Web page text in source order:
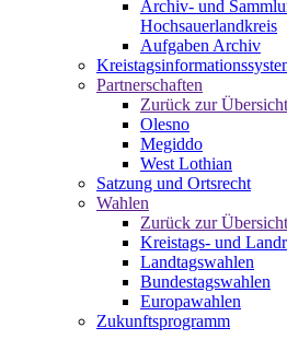
Archiv- und
Hochsauerlandkreis
Aufgaben Archiv
Partnerschaften
Zurück zur Übersicht
Olesno
Megiddo
West Lothian
Satzung und Ortsrecht
Wahlen
Zurück zur Übersicht
Kreistags- und
Landtagswahlen
Bundestagswahlen
Europawahlen
Zukunftsprogramm